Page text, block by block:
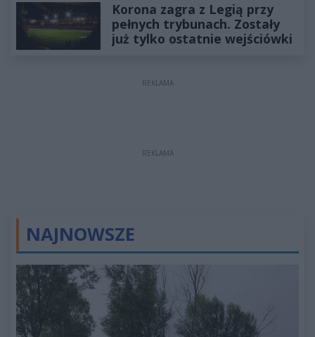
Korona zagra z Legią przy
pełnych trybunach. Zostały
już tylko ostatnie wejściówki
REKLAMA
REKLAMA
NAJNOWSZE